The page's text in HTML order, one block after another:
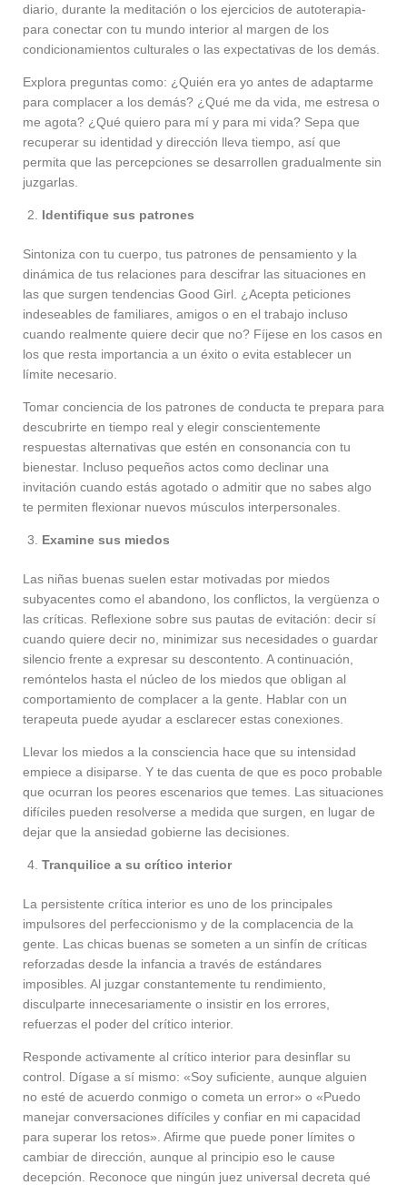
diario, durante la meditación o los ejercicios de autoterapia-
para conectar con tu mundo interior al margen de los
condicionamientos culturales o las expectativas de los demás.
Explora preguntas como: ¿Quién era yo antes de adaptarme
para complacer a los demás? ¿Qué me da vida, me estresa o
me agota? ¿Qué quiero para mí y para mi vida? Sepa que
recuperar su identidad y dirección lleva tiempo, así que
permita que las percepciones se desarrollen gradualmente sin
juzgarlas.
Identifique sus patrones
Sintoniza con tu cuerpo, tus patrones de pensamiento y la
dinámica de tus relaciones para descifrar las situaciones en
las que surgen tendencias Good Girl. ¿Acepta peticiones
indeseables de familiares, amigos o en el trabajo incluso
cuando realmente quiere decir que no? Fíjese en los casos en
los que resta importancia a un éxito o evita establecer un
límite necesario.
Tomar conciencia de los patrones de conducta te prepara para
descubrirte en tiempo real y elegir conscientemente
respuestas alternativas que estén en consonancia con tu
bienestar. Incluso pequeños actos como declinar una
invitación cuando estás agotado o admitir que no sabes algo
te permiten flexionar nuevos músculos interpersonales.
Examine sus miedos
Las niñas buenas suelen estar motivadas por miedos
subyacentes como el abandono, los conflictos, la vergüenza o
las críticas. Reflexione sobre sus pautas de evitación: decir sí
cuando quiere decir no, minimizar sus necesidades o guardar
silencio frente a expresar su descontento. A continuación,
remóntelos hasta el núcleo de los miedos que obligan al
comportamiento de complacer a la gente. Hablar con un
terapeuta puede ayudar a esclarecer estas conexiones.
Llevar los miedos a la consciencia hace que su intensidad
empiece a disiparse. Y te das cuenta de que es poco probable
que ocurran los peores escenarios que temes. Las situaciones
difíciles pueden resolverse a medida que surgen, en lugar de
dejar que la ansiedad gobierne las decisiones.
Tranquilice a su crítico interior
La persistente crítica interior es uno de los principales
impulsores del perfeccionismo y de la complacencia de la
gente. Las chicas buenas se someten a un sinfín de críticas
reforzadas desde la infancia a través de estándares
imposibles. Al juzgar constantemente tu rendimiento,
disculparte innecesariamente o insistir en los errores,
refuerzas el poder del crítico interior.
Responde activamente al crítico interior para desinflar su
control. Dígase a sí mismo: «Soy suficiente, aunque alguien
no esté de acuerdo conmigo o cometa un error» o «Puedo
manejar conversaciones difíciles y confiar en mi capacidad
para superar los retos». Afirme que puede poner límites o
cambiar de dirección, aunque al principio eso le cause
decepción. Reconoce que ningún juez universal decreta qué